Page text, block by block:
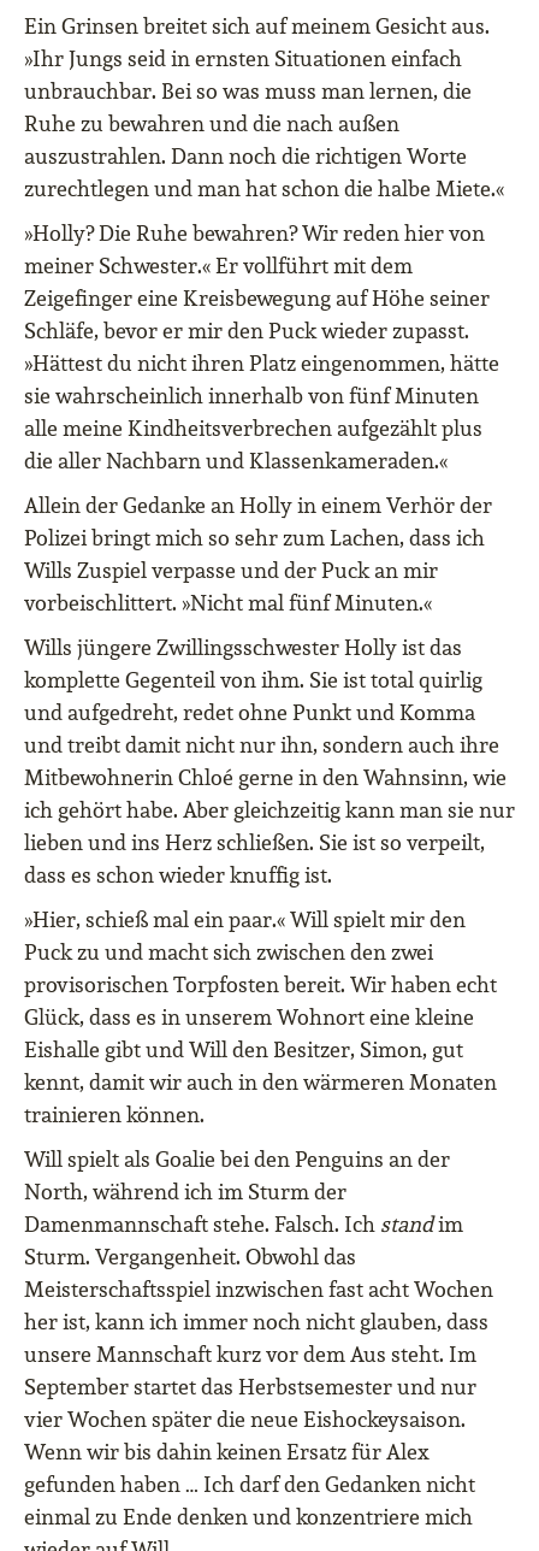
Ein Grinsen breitet sich auf meinem Gesicht aus.
»Ihr Jungs seid in ernsten Situationen einfach
unbrauchbar. Bei so was muss man lernen, die
Ruhe zu bewahren und die nach außen
auszustrahlen. Dann noch die richtigen Worte
zurechtlegen und man hat schon die halbe Miete.«
»Holly? Die Ruhe bewahren? Wir reden hier von
meiner Schwester.« Er vollführt mit dem
Zeigefinger eine Kreisbewegung auf Höhe seiner
Schläfe, bevor er mir den Puck wieder zupasst.
»Hättest du nicht ihren Platz eingenommen, hätte
sie wahrscheinlich innerhalb von fünf Minuten
alle meine Kindheitsverbrechen aufgezählt plus
die aller Nachbarn und Klassenkameraden.«
Allein der Gedanke an Holly in einem Verhör der
Polizei bringt mich so sehr zum Lachen, dass ich
Wills Zuspiel verpasse und der Puck an mir
vorbeischlittert. »Nicht mal fünf Minuten.«
Wills jüngere Zwillingsschwester Holly ist das
komplette Gegenteil von ihm. Sie ist total quirlig
und aufgedreht, redet ohne Punkt und Komma
und treibt damit nicht nur ihn, sondern auch ihre
Mitbewohnerin Chloé gerne in den Wahnsinn, wie
ich gehört habe. Aber gleichzeitig kann man sie nur
lieben und ins Herz schließen. Sie ist so verpeilt,
dass es schon wieder knuffig ist.
»Hier, schieß mal ein paar.« Will spielt mir den
Puck zu und macht sich zwischen den zwei
provisorischen Torpfosten bereit. Wir haben echt
Glück, dass es in unserem Wohnort eine kleine
Eishalle gibt und Will den Besitzer, Simon, gut
kennt, damit wir auch in den wärmeren Monaten
trainieren können.
Will spielt als Goalie bei den Penguins an der
North, während ich im Sturm der
Damenmannschaft stehe. Falsch. Ich standim
Sturm. Vergangenheit. Obwohl das
Meisterschaftsspiel inzwischen fast acht Wochen
her ist, kann ich immer noch nicht glauben, dass
unsere Mannschaft kurz vor dem Aus steht. Im
September startet das Herbstsemester und nur
vier Wochen später die neue Eishockeysaison.
Wenn wir bis dahin keinen Ersatz für Alex
gefunden haben … Ich darf den Gedanken nicht
einmal zu Ende denken und konzentriere mich